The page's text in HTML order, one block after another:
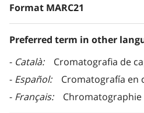
Format MARC21
Preferred term in other
Català
Cromatografia de
Español
Cromatografía en
Français